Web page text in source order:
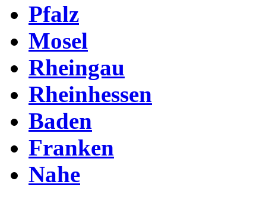
Pfalz
Mosel
Rheingau
Rheinhessen
Baden
Franken
Nahe